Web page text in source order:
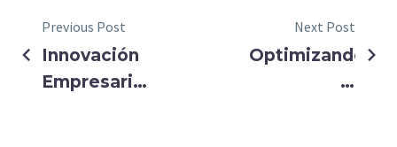
Previous Post
Innovación
Empresarial
Next Post
Optimizando
la